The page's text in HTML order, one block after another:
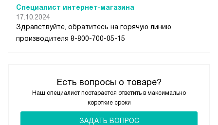
Есть вопросы о товаре?
Наш специалист постарается ответить в максимально
короткие сроки
ЗАДАТЬ ВОПРОС
Специалист интернет-магазина
17.10.2024
Здравствуйте, обратитесь на горячую линию
производителя 8-800-700-05-15